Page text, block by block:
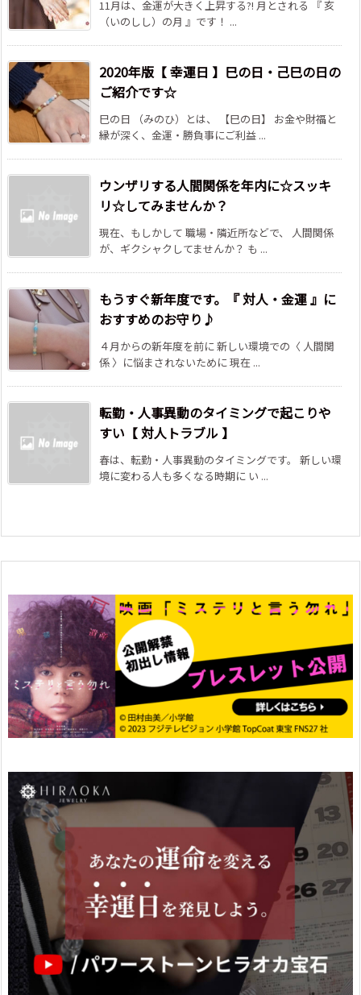
11月は、金運が大きく上昇する?! 月とされる 『 亥
（いのしし）の月 』です！ ...
2020年版【 幸運日 】巳の日・己巳の日の
ご紹介です☆
巳の日 （みのひ）とは、 【巳の日】 お金や財福と
縁が深く、金運・勝負事にご利益 ...
ウンザリする人間関係を年内に☆スッキ
リ☆してみませんか？
現在、もしかして 職場・隣近所などで、 人間関係
が、ギクシャクしてませんか？ も ...
もうすぐ新年度です。『 対人・金運 』に
おすすめのお守り♪
４月からの新年度を前に 新しい環境での〈 人間関
係 〉に悩まされないために 現在 ...
転勤・人事異動のタイミングで起こりや
すい【 対人トラブル 】
春は、転勤・人事異動のタイミングです。 新しい環
境に変わる人も多くなる時期に い ...